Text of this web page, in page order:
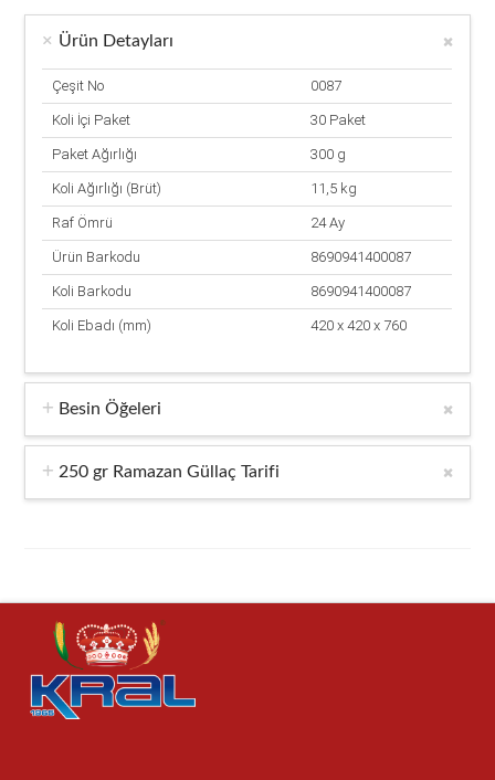
Ürün Detayları
Çeşit No 0087
Koli İçi Paket 30 Paket
Paket Ağırlığı 300 g
Koli Ağırlığı (Brüt) 11,5 kg
Raf Ömrü 24 Ay
Ürün Barkodu 8690941400087
Koli Barkodu 8690941400087
Koli Ebadı (mm) 420 x 420 x 760
Besin Öğeleri
250 gr Ramazan Güllaç Tarifi